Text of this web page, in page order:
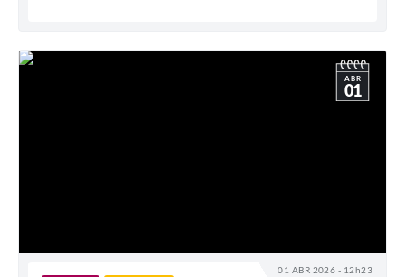
01 ABR 2026 - 12h23
ABR
01